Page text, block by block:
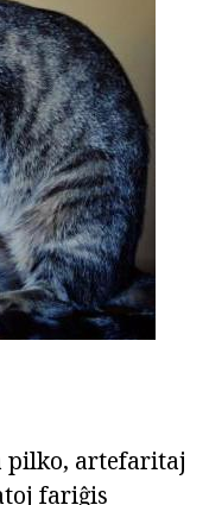
pilko, artefaritaj
fariĝis